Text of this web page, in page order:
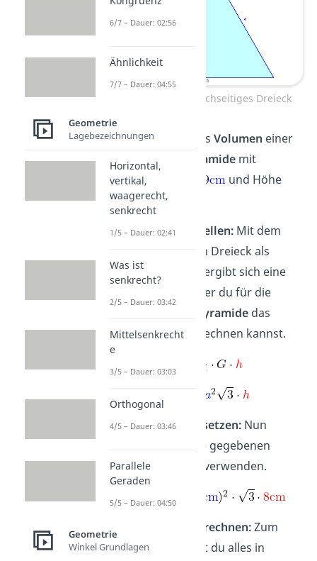
Grundfläche gleichseitiges Dreieck
Berechne nun das Volumen einer
dreiseitigen Pyramidemit
Seitenlänge
und Höhe
.
Formel aufstellen: Mit dem
gleichseitigen Dreieck als
Grundfläche ergibt sich eine
Formel, mit der du für die
dreiseitige Pyramidedas
Volumenberechnen kannst.
Angaben einsetzen: Nun
kannst du die gegebenen
Zahlenwerte verwenden.
Ergebnis ausrechnen:Zum
Schluss tippst du alles in
6/7 – Dauer: 02:56
Ähnlichkeit
7/7 – Dauer: 04:55
Geometrie
Lagebezeichnungen
Horizontal,
vertikal,
waagerecht,
senkrecht
1/5 – Dauer: 02:41
Was ist
senkrecht?
2/5 – Dauer: 03:42
Mittelsenkrecht
e
3/5 – Dauer: 03:03
Orthogonal
4/5 – Dauer: 03:46
Parallele
Geraden
5/5 – Dauer: 04:50
Geometrie
Winkel Grundlagen